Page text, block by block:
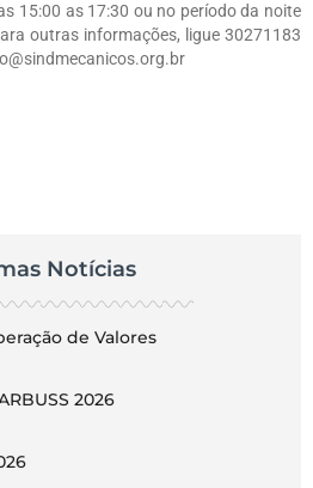
15:00 as 17:30 ou no período da noite
outras informações, ligue 30271183
Notícias
de Valores
2026